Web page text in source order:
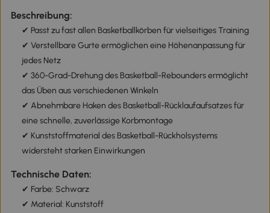
Beschreibung:
✔ Passt zu fast allen Basketballkörben für vielseitiges Training
✔ Verstellbare Gurte ermöglichen eine Höhenanpassung für
jedes Netz
✔ 360-Grad-Drehung des Basketball-Rebounders ermöglicht
das Üben aus verschiedenen Winkeln
✔ Abnehmbare Haken des Basketball-Rücklaufaufsatzes für
eine schnelle, zuverlässige Korbmontage
✔ Kunststoffmaterial des Basketball-Rückholsystems
widersteht starken Einwirkungen
Technische Daten:
✔ Farbe: Schwarz
✔ Material: Kunststoff